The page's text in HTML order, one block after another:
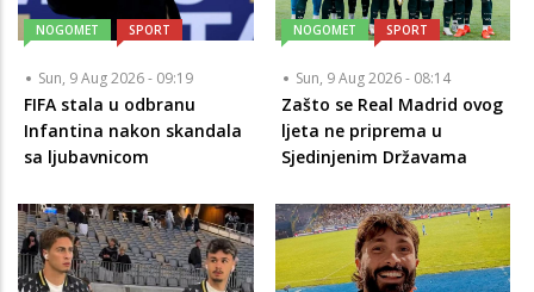
NOGOMET SPORT
Sun, 9 Aug 2026 - 09:19
FIFA stala u odbranu
Infantina nakon skandala
sa ljubavnicom
NOGOMET SPORT
Sun, 9 Aug 2026 - 08:14
Zašto se Real Madrid ovog
ljeta ne priprema u
Sjedinjenim Državama